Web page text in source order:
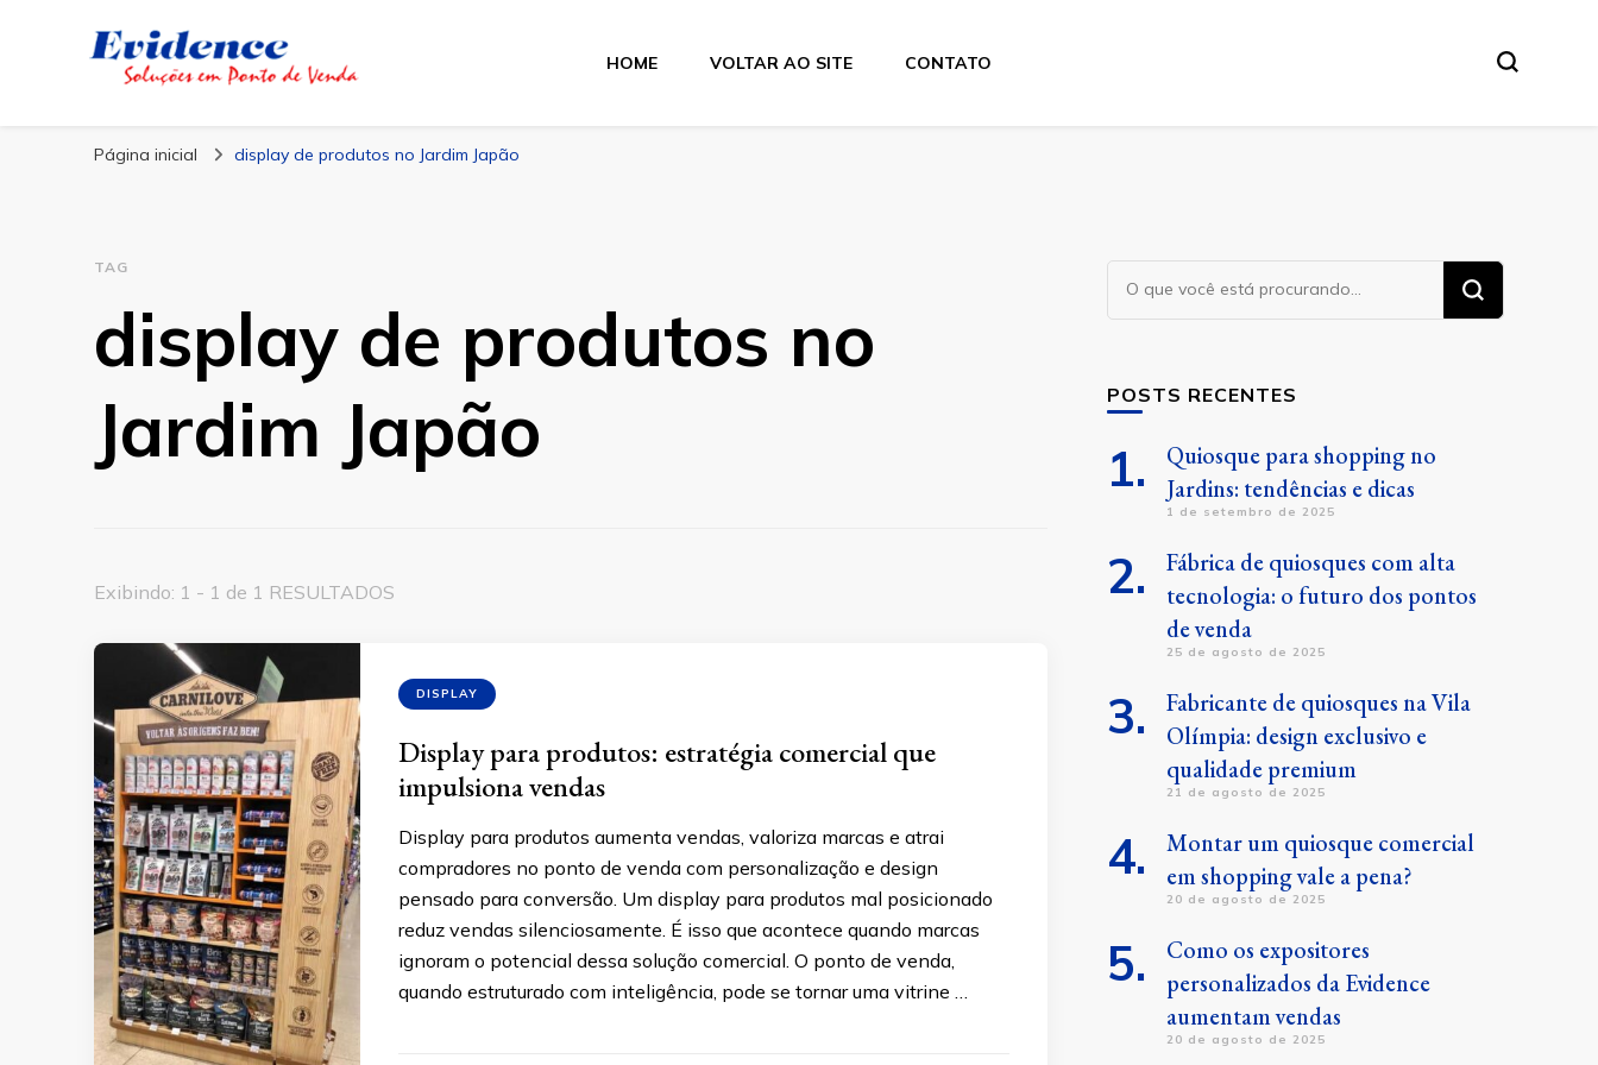
Blog Evidence
HOME VOLTAR AO SITE CONTATO
Página inicial display de produtos no Jardim Japão
TAG
display de produtos no
Jardim Japão
Exibindo: 1 - 1 de 1 RESULTADOS
DISPLAY
Display para produtos: estratégia comercial que
impulsiona vendas
Display para produtos aumenta vendas, valoriza marcas e atrai
compradores no ponto de venda com personalização e design
pensado para conversão. Um display para produtos mal posicionado
reduz vendas silenciosamente. É isso que acontece quando marcas
ignoram o potencial dessa solução comercial. O ponto de venda,
quando estruturado com inteligência, pode se tornar uma vitrine …
Procurando
algo?
POSTS RECENTES
Quiosque para shopping no
Jardins: tendências e dicas
1 de setembro de 2025
Fábrica de quiosques com alta
tecnologia: o futuro dos pontos
de venda
25 de agosto de 2025
Fabricante de quiosques na Vila
Olímpia: design exclusivo e
qualidade premium
21 de agosto de 2025
Montar um quiosque comercial
em shopping vale a pena?
20 de agosto de 2025
Como os expositores
personalizados da Evidence
aumentam vendas
20 de agosto de 2025